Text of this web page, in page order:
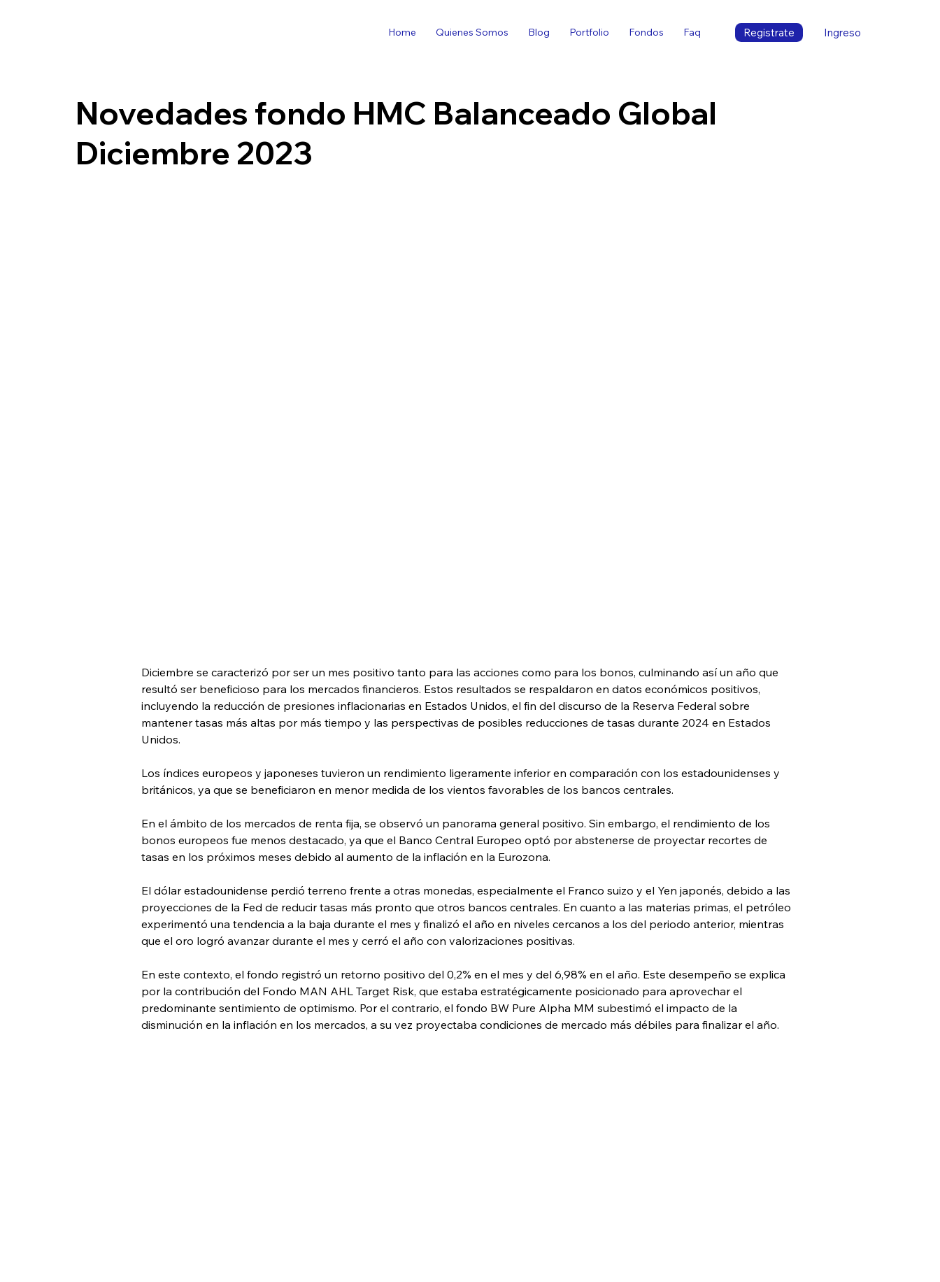
Home Quienes Somos Blog Portfolio Fondos Faq Ingreso
Registrate
Novedades fondo HMC Balanceado Global
Diciembre 2023
Diciembre se caracterizó por ser un mes positivo tanto para las acciones como para los bonos, culminando así un año que
resultó ser beneficioso para los mercados financieros. Estos resultados se respaldaron en datos económicos positivos,
incluyendo la reducción de presiones inflacionarias en Estados Unidos, el fin del discurso de la Reserva Federal sobre
mantener tasas más altas por más tiempo y las perspectivas de posibles reducciones de tasas durante 2024 en Estados
Unidos.
Los índices europeos y japoneses tuvieron un rendimiento ligeramente inferior en comparación con los estadounidenses y
británicos, ya que se beneficiaron en menor medida de los vientos favorables de los bancos centrales.
En el ámbito de los mercados de renta fija, se observó un panorama general positivo. Sin embargo, el rendimiento de los
bonos europeos fue menos destacado, ya que el Banco Central Europeo optó por abstenerse de proyectar recortes de
tasas en los próximos meses debido al aumento de la inflación en la Eurozona.
El dólar estadounidense perdió terreno frente a otras monedas, especialmente el Franco suizo y el Yen japonés, debido a las
proyecciones de la Fed de reducir tasas más pronto que otros bancos centrales. En cuanto a las materias primas, el petróleo
experimentó una tendencia a la baja durante el mes y finalizó el año en niveles cercanos a los del periodo anterior, mientras
que el oro logró avanzar durante el mes y cerró el año con valorizaciones positivas.
En este contexto, el fondo registró un retorno positivo del 0,2% en el mes y del 6,98% en el año. Este desempeño se explica
por la contribución del Fondo MAN AHL Target Risk, que estaba estratégicamente posicionado para aprovechar el
predominante sentimiento de optimismo. Por el contrario, el fondo BW Pure Alpha MM subestimó el impacto de la
disminución en la inflación en los mercados, a su vez proyectaba condiciones de mercado más débiles para finalizar el año.